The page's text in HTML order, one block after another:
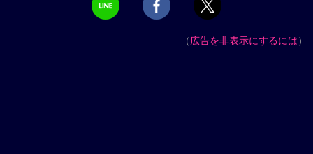
（広告を非表示にするには）